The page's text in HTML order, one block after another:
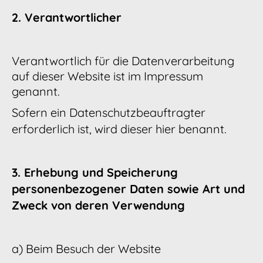
2. Verantwortlicher
Verantwortlich für die Datenverarbeitung
auf dieser Website ist im Impressum
genannt.
Sofern ein Datenschutzbeauftragter
erforderlich ist, wird dieser hier benannt.
3. Erhebung und Speicherung
personenbezogener Daten sowie Art und
Zweck von deren Verwendung
a) Beim Besuch der Website